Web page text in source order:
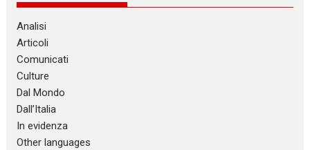
Analisi
Articoli
Comunicati
Culture
Dal Mondo
Dall’Italia
In evidenza
Other languages